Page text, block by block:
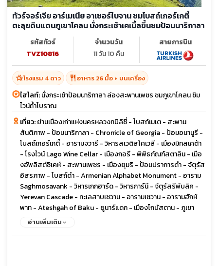
ทัวร์จอร์เจีย อาร์เมเนีย อาเซอร์ไบจาน ชมโบสถ์เกอร์เกตี้
ตะลุยดินแดนภูเขาโคลน นั่งกระเช้าเคเบิ้ลขึ้นชมป้อมนาริกาลา
รหัสทัวร์
TVZ10816
จำนวนวัน
11 วัน 10 คืน
สายการบิน
hotel_classโรงแรม 4 ดาว restaurant อาหาร 26 มื้อ + บนเครื่อง
ไฮไลท์:นั่งกระเช้าป้อมนาริกาลา ล่องสะพานเพชร ชมภูเขาโคลน ชิม
ไวน์ถ้ำโบราณ
เที่ยว:ย่านเมืองเก่าแห่งนครหลวงทบิลิซี่ - โบสถ์เมเต - สะพาน
สันติภาพ - ป้อมนาริกาลา - Chronicle of Georgia - ป้อมอนานูรี -
โบสถ์เกอร์เกตี้ - อารามจวารี - วิหารสเวติสโคเวลี - เมืองมิทสเคต้า
- โรงไวน์ Lago Wine Cellar - เมืองกอรี - พิพิธภัณฑ์สตาลิน - เมือ
งอัพลิสต์ซิเคห์ - สะพานเพชร - เมืองยุมริ - ป้อมปราการดำ - จัตุรัส
อิสรภาพ - โบสถ์ดำ - Armenian Alphabet Monument - อาราม
Saghmosavank - วิหารเกกฮาร์ด - วิหารการ์นี - จัตุรัสรีพับลิค -
Yerevan Cascade - ทะเลสาบเซวาน - อารามเซวาน - อารามฮักห์
พาท - Ateshgah of Baku - ยูนาร์แดก - เมืองโกบัสตาน - ภูเขา
โคลน - เมืองเก่าบากู - พระราชวังแห่งราชวงศ์เชอร์วาน - คาราวาน
อ่านเพิ่มเติม